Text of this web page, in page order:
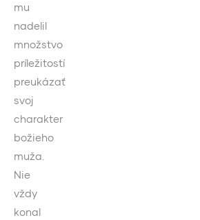
mu
nadelil
množstvo
príležitostí
preukázať
svoj
charakter
božieho
muža.
Nie
vždy
konal